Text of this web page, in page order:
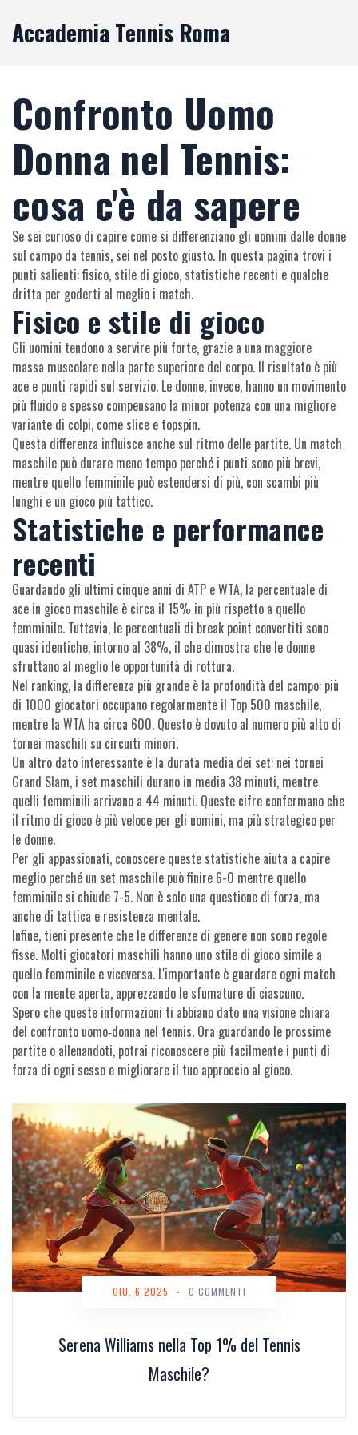
Accademia Tennis Roma
Confronto Uomo
Donna nel Tennis:
cosa c'è da sapere
Se sei curioso di capire come si differenziano gli uomini dalle donne
sul campo da tennis, sei nel posto giusto. In questa pagina trovi i
punti salienti: fisico, stile di gioco, statistiche recenti e qualche
dritta per goderti al meglio i match.
Fisico e stile di gioco
Gli uomini tendono a servire più forte, grazie a una maggiore
massa muscolare nella parte superiore del corpo. Il risultato è più
ace e punti rapidi sul servizio. Le donne, invece, hanno un movimento
più fluido e spesso compensano la minor potenza con una migliore
variante di colpi, come slice e topspin.
Questa differenza influisce anche sul ritmo delle partite. Un match
maschile può durare meno tempo perché i punti sono più brevi,
mentre quello femminile può estendersi di più, con scambi più
lunghi e un gioco più tattico.
Statistiche e performance
recenti
Guardando gli ultimi cinque anni di ATP e WTA, la percentuale di
ace in gioco maschile è circa il 15% in più rispetto a quello
femminile. Tuttavia, le percentuali di break point convertiti sono
quasi identiche, intorno al 38%, il che dimostra che le donne
sfruttano al meglio le opportunità di rottura.
Nel ranking, la differenza più grande è la profondità del campo: più
di 1000 giocatori occupano regolarmente il Top 500 maschile,
mentre la WTA ha circa 600. Questo è dovuto al numero più alto di
tornei maschili su circuiti minori.
Un altro dato interessante è la durata media dei set: nei tornei
Grand Slam, i set maschili durano in media 38 minuti, mentre
quelli femminili arrivano a 44 minuti. Queste cifre confermano che
il ritmo di gioco è più veloce per gli uomini, ma più strategico per
le donne.
Per gli appassionati, conoscere queste statistiche aiuta a capire
meglio perché un set maschile può finire 6-0 mentre quello
femminile si chiude 7-5. Non è solo una questione di forza, ma
anche di tattica e resistenza mentale.
Infine, tieni presente che le differenze di genere non sono regole
fisse. Molti giocatori maschili hanno uno stile di gioco simile a
quello femminile e viceversa. L'importante è guardare ogni match
con la mente aperta, apprezzando le sfumature di ciascuno.
Spero che queste informazioni ti abbiano dato una visione chiara
del confronto uomo‑donna nel tennis. Ora guardando le prossime
partite o allenandoti, potrai riconoscere più facilmente i punti di
forza di ogni sesso e migliorare il tuo approccio al gioco.
Serena Williams nella Top 1% del Tennis
Maschile?
GIU, 6 2025 - 0 COMMENTI